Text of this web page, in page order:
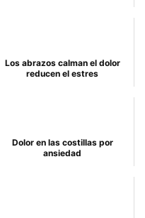
Los abrazos calman el dolor
reducen el estres
Dolor en las costillas por
ansiedad